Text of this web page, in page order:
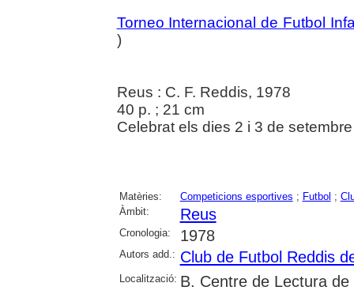
Torneo Internacional de Futbol
)
Reus : C. F. Reddis, 1978
40 p. ; 21 cm
Celebrat els dies 2 i 3 de
Matèries: Competicions esportives ; Futbol ;
Àmbit:
Reus
Cronologia: 1978
Autors add.: Club de Futbol Reddis
Localització: B. Centre de Lectura de